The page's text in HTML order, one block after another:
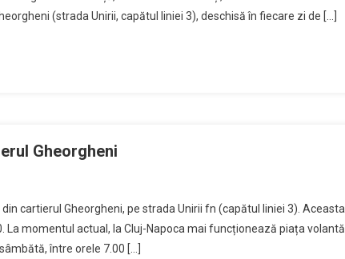
(strada Unirii, capătul liniei 3), deschisă în fiecare zi de […]
Gheorgheni
cartierul Gheorgheni, pe strada Unirii fn (capătul liniei 3). Aceasta
La momentul actual, la Cluj-Napoca mai funcționează piața volantă
între orele 7.00 […]